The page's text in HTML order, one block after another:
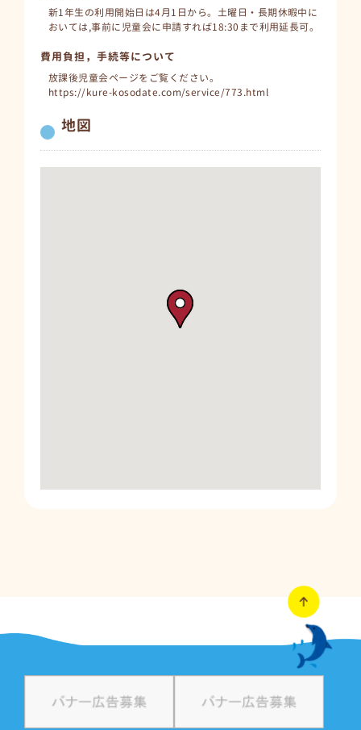
新1年生の利用開始日は4月1日から。土曜日・長期休暇中に
おいては,事前に児童会に申請すれば18:30まで利用延長可。
費用負担，手続等について
放課後児童会ページをご覧ください。
https://kure-kosodate.com/service/773.html
地図